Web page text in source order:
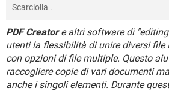
TIKTOK
TIKTOK
HARDWARE
INTRATTENIMENTO
INSTAGRAM
TIKTOK
HARDWARE
INTRATTENIMENTO
iOS
INSTAGRAM
COVID-19
INTRATTENIMENTO
iOS
Scarciolla .
PDF Creatore altri software di
utenti la flessibilità di unire diversi file
con opzioni di file multiple. Questo
raccogliere copie di vari documenti
anche i singoli elementi. Durante